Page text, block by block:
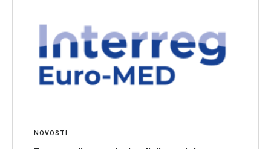
NOVOSTI